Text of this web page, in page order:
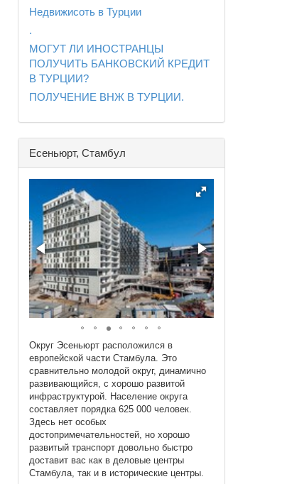
Недвижисоть в Турции
.
МОГУТ ЛИ ИНОСТРАНЦЫ
ПОЛУЧИТЬ БАНКОВСКИЙ КРЕДИТ
В ТУРЦИИ?
ПОЛУЧЕНИЕ ВНЖ В ТУРЦИИ.
Есеньюрт, Стамбул
Округ Эсеньюрт расположился в
европейской части Стамбула. Это
сравнительно молодой округ, динамично
развивающийся, с хорошо развитой
инфраструктурой. Население округа
составляет порядка 625 000 человек.
Здесь нет особых
достопримечательностей, но хорошо
развитый транспорт довольно быстро
доставит вас как в деловые центры
Стамбула, так и в исторические центры.